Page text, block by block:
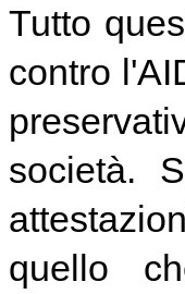
Tutto
contro
società.
quello